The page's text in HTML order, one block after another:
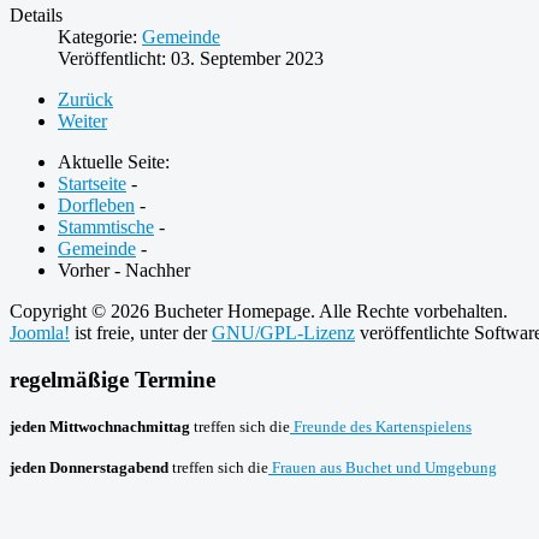
Details
Kategorie: Gemeinde
Veröffentlicht: 03. September 2023
Zurück
Weiter
Aktuelle Seite:
Startseite -
Dorfleben -
Stammtische -
Gemeinde -
Vorher - Nachher
Copyright © 2026 Bucheter Homepage. Alle Rechte vorbehalten.
Joomla! ist freie, unter derGNU/GPL-Lizenz veröffentlichte
regelmäßige Termine
jeden Mittwochnachmittag treffen sich die Freunde des Kartenspielens
jeden Donnerstagabend treffen sich die Frauen aus Buchet und Umgebung